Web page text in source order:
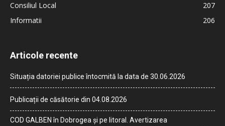
Consiliul Local
207
Informatii
206
Articole recente
Situația datoriei publice întocmită la data de 30.06.2026
Publicații de căsătorie din 04.08.2026
COD GALBEN în Dobrogea și pe litoral. Avertizarea